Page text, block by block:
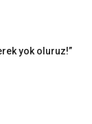
yok oluruz!”